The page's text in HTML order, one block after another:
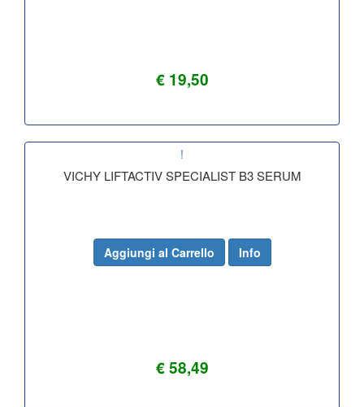
€ 19,50
!
VICHY LIFTACTIV SPECIALIST B3 SERUM
€ 58,49
Aggiungi al Carrello Info